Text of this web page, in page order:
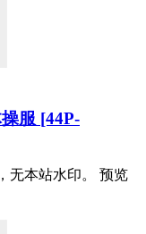
服 [44P-
无本站水印。 预览